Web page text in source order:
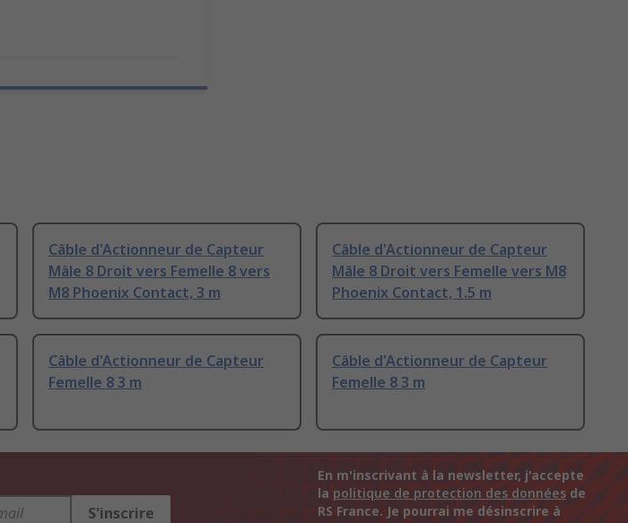
Câble d'Actionneur de Capteur
Mâle 8 Droit vers Femelle 8 vers
M8 Phoenix Contact, 3 m
Câble d'Actionneur de Capteur
Mâle 8 Droit vers Femelle vers M8
Phoenix Contact, 1.5 m
Câble d'Actionneur de Capteur
Femelle 8 3 m
Câble d'Actionneur de Capteur
Femelle 8 3 m
S'inscrire
En m'inscrivant à la newsletter, j'accepte
la politique de protection des données de
RS France. Je pourrai me désinscrire à